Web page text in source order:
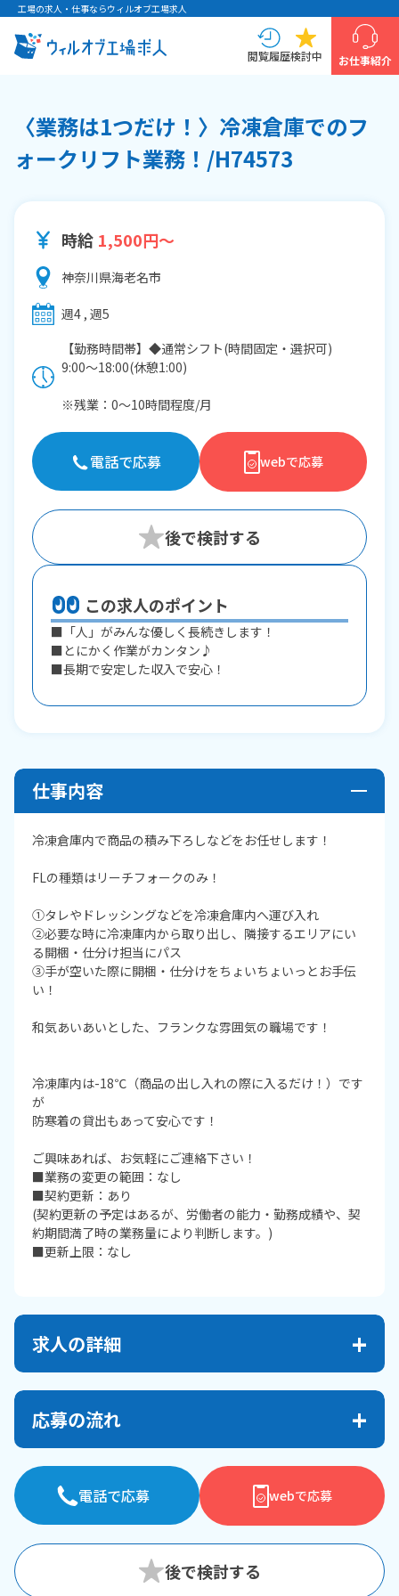
工場の求人・仕事ならウィルオブ工場求人
閲覧履歴検討中 お仕事紹介
〈業務は1つだけ！〉冷凍倉庫でのフ
ォークリフト業務！/H74573
時給 1,500円～
神奈川県海老名市
週4 , 週5
【勤務時間帯】◆通常シフト(時間固定・選択可)
9:00〜18:00(休憩1:00)
※残業：0〜10時間程度/月
電話で応募 webで応募
この求人のポイント
■「人」がみんな優しく長続きします！
■とにかく作業がカンタン♪
■長期で安定した収入で安心！
仕事内容
冷凍倉庫内で商品の積み下ろしなどをお任せします！
FLの種類はリーチフォークのみ！
①タレやドレッシングなどを冷凍倉庫内へ運び入れ
②必要な時に冷凍庫内から取り出し、隣接するエリアにい
る開梱・仕分け担当にパス
③手が空いた際に開梱・仕分けをちょいちょいっとお手伝
い！
和気あいあいとした、フランクな雰囲気の職場です！
冷凍庫内は-18℃（商品の出し入れの際に入るだけ！）です
が
防寒着の貸出もあって安心です！
ご興味あれば、お気軽にご連絡下さい！
■業務の変更の範囲：なし
■契約更新：あり
(契約更新の予定はあるが、労働者の能力・勤務成績や、契
約期間満了時の業務量により判断します。)
■更新上限：なし
求人の詳細
応募の流れ
電話で応募 webで応募